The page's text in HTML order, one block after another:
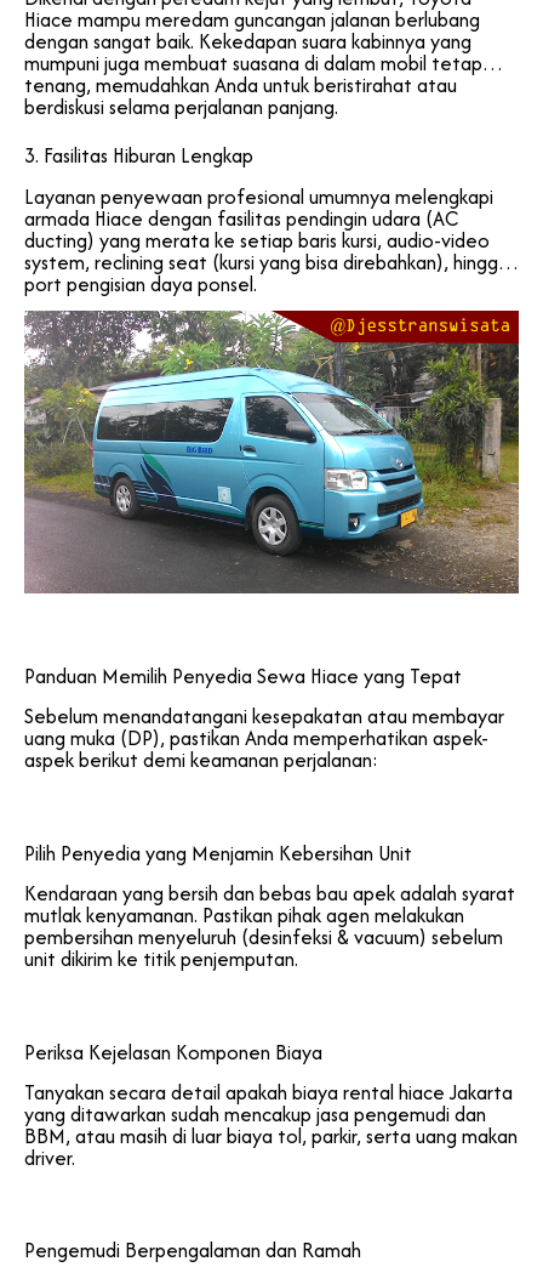
Hiace mampu meredam guncangan jalanan berlubang
dengan sangat baik. Kekedapan suara kabinnya yang
mumpuni juga membuat suasana di dalam mobil tetap
tenang, memudahkan Anda untuk beristirahat atau
berdiskusi selama perjalanan panjang.
3. Fasilitas Hiburan Lengkap
Layanan penyewaan profesional umumnya melengkapi
armada Hiace dengan fasilitas pendingin udara (AC
ducting) yang merata ke setiap baris kursi, audio-video
system, reclining seat (kursi yang bisa direbahkan), hingga
port pengisian daya ponsel.
Panduan Memilih Penyedia Sewa Hiace yang Tepat
Sebelum menandatangani kesepakatan atau membayar
uang muka (DP), pastikan Anda memperhatikan aspek-
aspek berikut demi keamanan perjalanan:
Pilih Penyedia yang Menjamin Kebersihan Unit
Kendaraan yang bersih dan bebas bau apek adalah syarat
mutlak kenyamanan. Pastikan pihak agen melakukan
pembersihan menyeluruh (desinfeksi & vacuum) sebelum
unit dikirim ke titik penjemputan.
Periksa Kejelasan Komponen Biaya
Tanyakan secara detail apakah biaya rental hiace Jakarta
yang ditawarkan sudah mencakup jasa pengemudi dan
BBM, atau masih di luar biaya tol, parkir, serta uang makan
driver.
Pengemudi Berpengalaman dan Ramah